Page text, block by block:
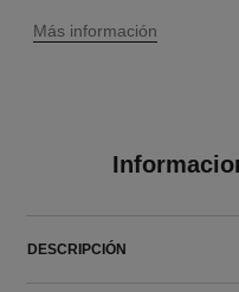
↩
Más información
DESCRIPCIÓN